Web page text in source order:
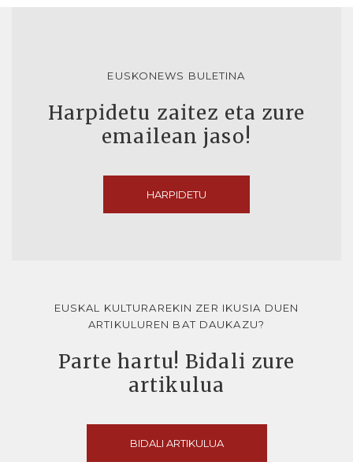
EUSKONEWS BULETINA
Harpidetu zaitez eta zure
emailean jaso!
HARPIDETU
EUSKAL KULTURAREKIN ZER IKUSIA DUEN
ARTIKULUREN BAT DAUKAZU?
Parte hartu! Bidali zure
artikulua
BIDALI ARTIKULUA